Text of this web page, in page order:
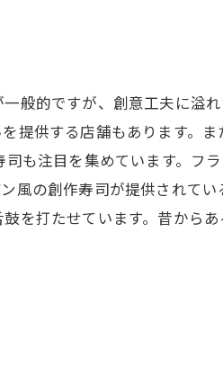
般的ですが、創意工夫に溢
提供する店舗もあります。
も注目を集めています。フ
風の創作寿司が提供されて
を打たせています。昔から